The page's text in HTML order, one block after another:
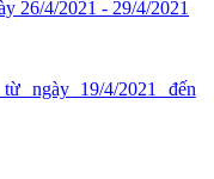
26/4/2021 - 29/4/2021
ngày 19/4/2021 đến